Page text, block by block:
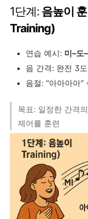
1단계: 음높이
Training)
연습 예시: 미–도
음 간격: 완전 3
음절: "아아아아"
목표: 일정한 간격
제어를 훈련